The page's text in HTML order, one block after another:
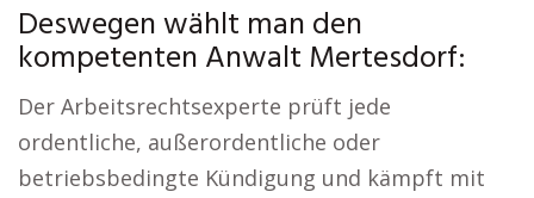
Deswegen wählt man den
kompetenten Anwalt Mertesdorf:
Der Arbeitsrechtsexperte prüft jede
ordentliche, außerordentliche oder
betriebsbedingte Kündigung und kämpft mit